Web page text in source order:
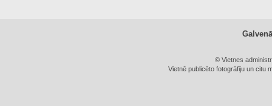
© Vietnes
Vietnē publicēto fotogrāfiju un citu